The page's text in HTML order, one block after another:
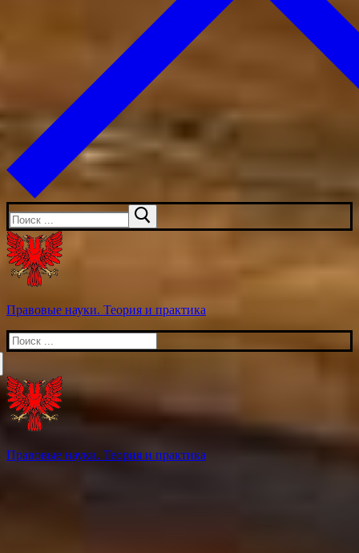
Искать:
Правовые науки. Теория и практика
Искать:
Правовые науки. Теория и практика